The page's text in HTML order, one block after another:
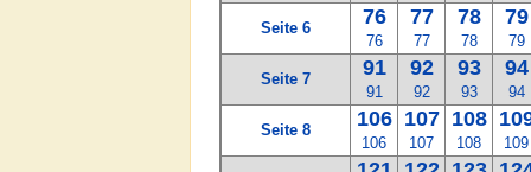
Seite 6 76
76
77
77
78
78
79
79
Seite 7 91
91
92
92
93
93
94
94
Seite 8 106
106
107
107
108
108 109